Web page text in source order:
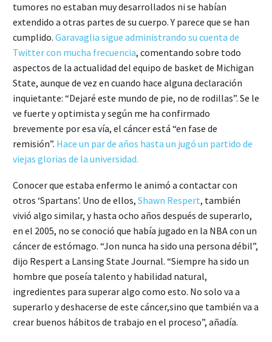
tumores no estaban muy desarrollados ni se habían
extendido a otras partes de su cuerpo. Y parece que se han
cumplido. Garavaglia sigue administrando su cuenta de
Twitter con mucha frecuencia, comentando sobre todo
aspectos de la actualidad del equipo de basket de Michigan
State, aunque de vez en cuando hace alguna declaración
inquietante: “Dejaré este mundo de pie, no de rodillas”. Se le
ve fuerte y optimista y según me ha confirmado
brevemente por esa vía, el cáncer está “en fase de
remisión”. Hace un par de años hasta un jugó un partido de
viejas glorias de la universidad.
Conocer que estaba enfermo le animó a contactar con
otros ‘Spartans’. Uno de ellos, Shawn Respert, también
vivió algo similar, y hasta ocho años después de superarlo,
en el 2005, no se conoció que había jugado en la NBA con un
cáncer de estómago. “Jon nunca ha sido una persona débil”,
dijo Respert a Lansing State Journal. “Siempre ha sido un
hombre que poseía talento y habilidad natural,
ingredientes para superar algo como esto. No solo va a
superarlo y deshacerse de este cáncer,sino que también va a
crear buenos hábitos de trabajo en el proceso”, añadía.